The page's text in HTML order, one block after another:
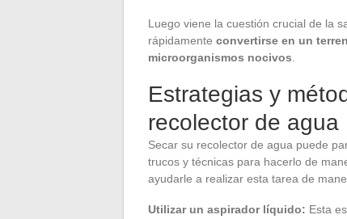
Luego viene la cuestión crucial de la
rápidamente convertirse en un
microorganismos nocivos
Estrategias y
recolector de agua
Secar su recolector de agua puede
trucos y técnicas para hacerlo de
ayudarle a realizar esta tarea de
Utilizar un aspirador líquido: Esta